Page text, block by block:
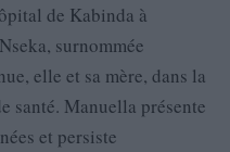
de Kabinda à
surnommée
elle et sa mère, dans la
santé. Manuella présente
et persiste